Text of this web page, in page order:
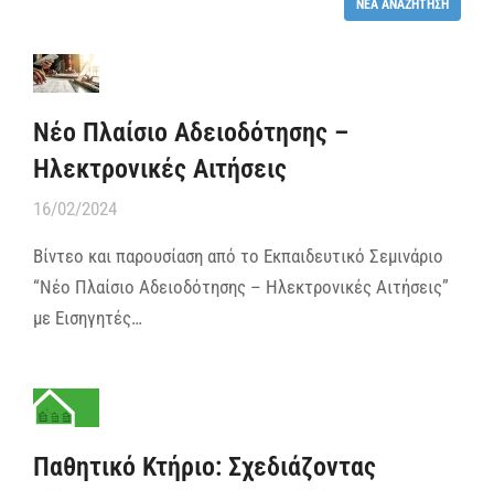
ΝΈΑ ΑΝΑΖΉΤΗΣΗ
Νέο Πλαίσιο Αδειοδότησης –
Ηλεκτρονικές Αιτήσεις
16/02/2024
Βίντεο και παρουσίαση από το Εκπαιδευτικό Σεμινάριο
“Νέο Πλαίσιο Αδειοδότησης – Ηλεκτρονικές Αιτήσεις”
με Εισηγητές…
Παθητικό Κτήριο: Σχεδιάζοντας